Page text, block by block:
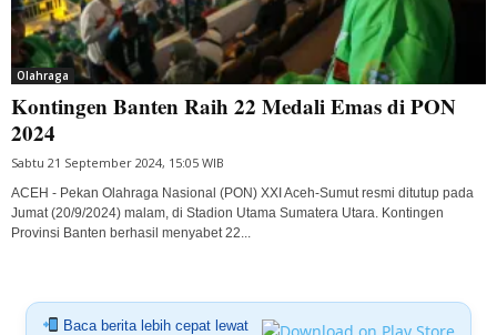
Olahraga
Kontingen Banten Raih 22 Medali Emas di PON
2024
Sabtu 21 September 2024, 15:05 WIB
ACEH - Pekan Olahraga Nasional (PON) XXI Aceh-Sumut resmi ditutup pada
Jumat (20/9/2024) malam, di Stadion Utama Sumatera Utara. Kontingen
Provinsi Banten berhasil menyabet 22...
Baca berita lebih cepat lewat